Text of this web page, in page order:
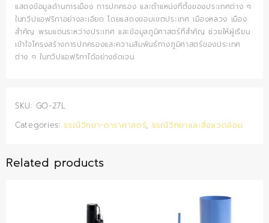
แสดงข้อมูลด้านการเมือง การปกครอง และตำแหน่งที่ตั้งของประเทศต่าง ๆ
ในทวีปแอฟริกาอย่างละเอียด โดยแสดงขอบเขตประเทศ เมืองหลวง เมือง
สำคัญ พรมแดนระหว่างประเทศ และข้อมูลภูมิศาสตร์ที่สำคัญ ช่วยให้ผู้เรียน
เข้าใจโครงสร้างการปกครองและความสัมพันธ์ทางภูมิศาสตร์ของประเทศ
ต่าง ๆ ในทวีปแอฟริกาได้อย่างชัดเจน
SKU: GO-27L
Categories:ธรณีวิทยา-ดาราศาสตร์, ธรณีวิทยาและสิ่งแวดล้อม
Related products